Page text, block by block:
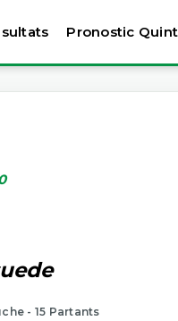
Pronostic
- 15 Partants